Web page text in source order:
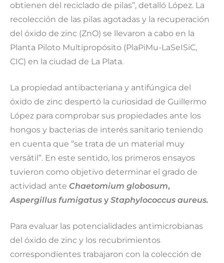
obtienen del reciclado de pilas”, detalló López. La
recolección de las pilas agotadas y la recuperación
del óxido de zinc (ZnO) se llevaron a cabo en la
Planta Piloto Multipropósito (PlaPiMu-LaSeISiC,
CIC) en la ciudad de La Plata.
La propiedad antibacteriana y antifúngica del
óxido de zinc despertó la curiosidad de Guillermo
López para comprobar sus propiedades ante los
hongos y bacterias de interés sanitario teniendo
en cuenta que “se trata de un material muy
versátil”. En este sentido, los primeros ensayos
tuvieron como objetivo determinar el grado de
actividad ante Chaetomium globosum,
Aspergillus fumigatus y Staphylococcus aureus.
Para evaluar las potencialidades antimicrobianas
del óxido de zinc y los recubrimientos
correspondientes trabajaron con la colección de